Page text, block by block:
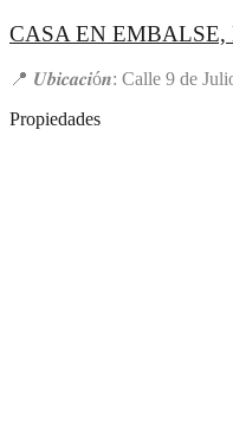
CASA EN EMBALSE,
📍 𝑼𝒃𝒊𝒄𝒂𝒄𝒊ó𝒏: Calle 9 de
Propiedades